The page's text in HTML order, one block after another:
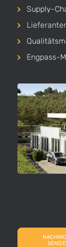
Supply-
Engpass-